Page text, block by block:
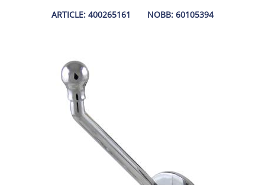
ARTICLE: 400265161 NOBB: 60105394